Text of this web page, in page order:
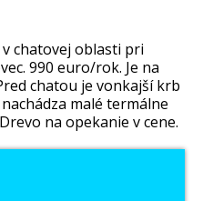
chatovej oblasti pri
990 euro/rok. Je na
chatou je vonkajší krb
malé termálne
na opekanie v cene.